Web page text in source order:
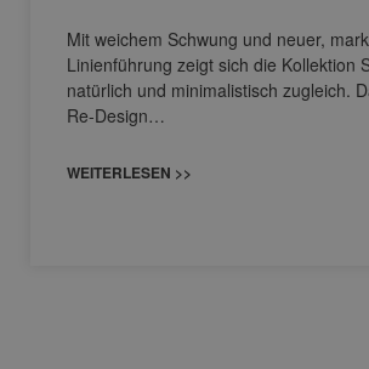
Mit weichem Schwung und neuer,
Linienführung zeigt sich die Kollektion
natürlich und minimalistisch zugleich.
Re-Design…
WEITERLESEN >>